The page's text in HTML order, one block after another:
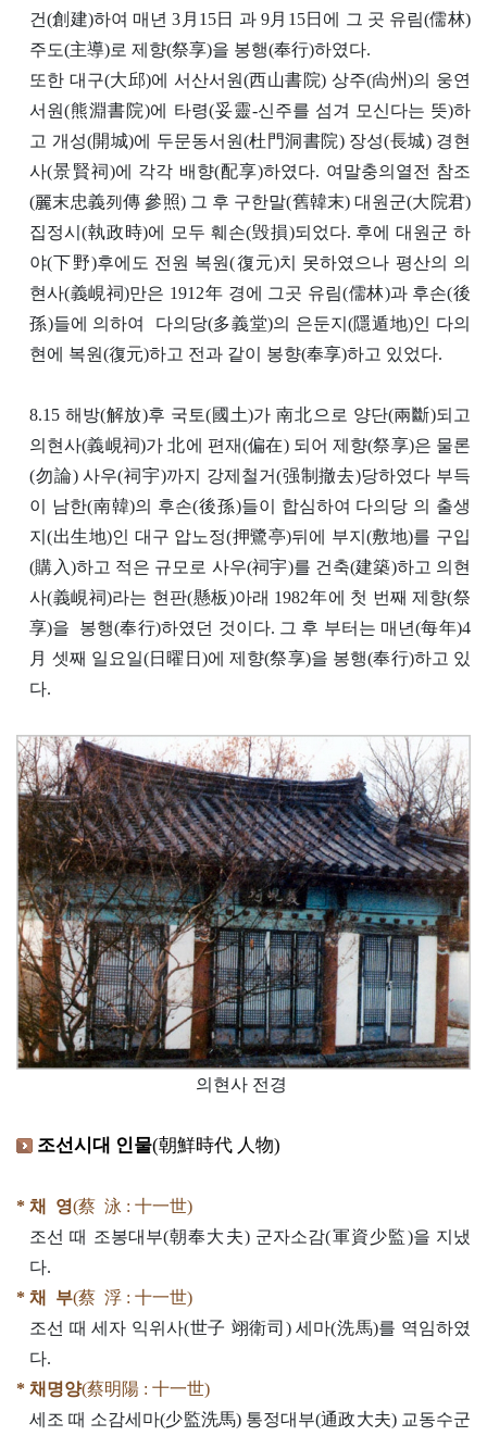
건(創建)하여 매년 3月15日 과 9月15日에 그 곳 유림(儒林)
주도(主導)로 제향(祭享)을 봉행(奉行)하였다.
또한 대구(大邱)에 서산서원(西山書院) 상주(尙州)의 웅연
서원(熊淵書院)에 타령(妥靈-신주를 섬겨 모신다는 뜻)하
고 개성(開城)에 두문동서원(杜門洞書院) 장성(長城) 경현
사(景賢祠)에 각각 배향(配享)하였다. 여말충의열전 참조
(麗末忠義列傳 參照) 그 후 구한말(舊韓末) 대원군(大院君)
집정시(執政時)에 모두 훼손(毁損)되었다. 후에 대원군 하
야(下野)후에도 전원 복원(復元)치 못하였으나 평산의 의
현사(義峴祠)만은 1912年 경에 그곳 유림(儒林)과 후손(後
孫)들에 의하여 다의당(多義堂)의 은둔지(隱遁地)인 다의
현에 복원(復元)하고 전과 같이 봉향(奉享)하고 있었다.
8.15 해방(解放)후 국토(國土)가 南北으로 양단(兩斷)되고
의현사(義峴祠)가 北에 편재(偏在) 되어 제향(祭享)은 물론
(勿論) 사우(祠宇)까지 강제철거(强制撤去)당하였다 부득
이 남한(南韓)의 후손(後孫)들이 합심하여 다의당 의 출생
지(出生地)인 대구 압노정(押鷺亭)뒤에 부지(敷地)를 구입
(購入)하고 적은 규모로 사우(祠宇)를 건축(建築)하고 의현
사(義峴祠)라는 현판(懸板)아래 1982年에 첫 번째 제향(祭
享)을 봉행(奉行)하였던 것이다. 그 후 부터는 매년(每年)4
月 셋째 일요일(日曜日)에 제향(祭享)을 봉행(奉行)하고 있
다.
의현사 전경
조선시대 인물(朝鮮時代 人物)
* 채 영(蔡 泳 : 十一世)
조선 때 조봉대부(朝奉大夫) 군자소감(軍資少監)을 지냈
다.
* 채 부(蔡 浮 : 十一世)
조선 때 세자 익위사(世子 翊衛司) 세마(洗馬)를 역임하였
다.
* 채명양(蔡明陽 : 十一世)
세조 때 소감세마(少監洗馬) 통정대부(通政大夫) 교동수군